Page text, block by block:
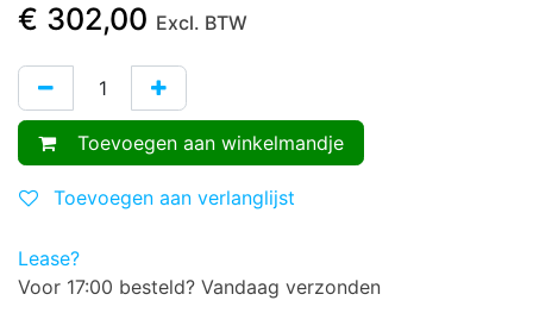
€ 302,00 Excl. BTW
Toevoegen aan winkelmandje
Toevoegen aan verlanglijst
Lease?
Voor 17:00 besteld? Vandaag verzonden